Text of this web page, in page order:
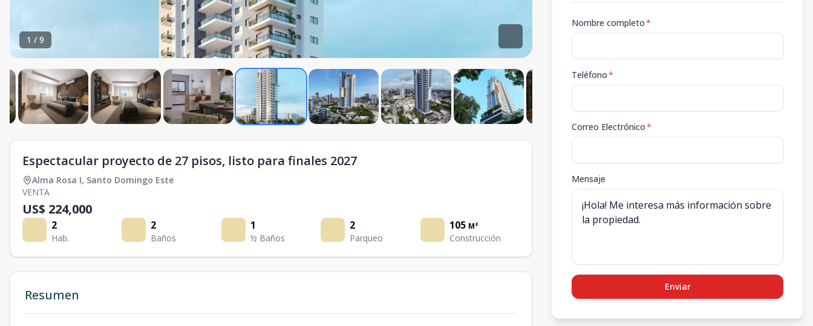
1 / 9
Espectacular proyecto de 27 pisos, listo para finales 2027
Alma Rosa I, Santo Domingo Este
VENTA
US$ 224,000
2
Hab.
2
Baños
1
½ Baños
2
Parqueo
105 M²
Construcción
Resumen
Nombre completo*
Teléfono*
Correo Electrónico*
Mensaje
Enviar